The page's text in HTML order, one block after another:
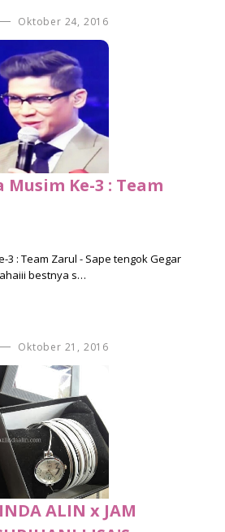
Oktober 24, 2016
Musim Ke-3 : Team
3 : Team Zarul - Sape tengok Gegar
bestnya s…
Oktober 21, 2016
ALIN x JAM